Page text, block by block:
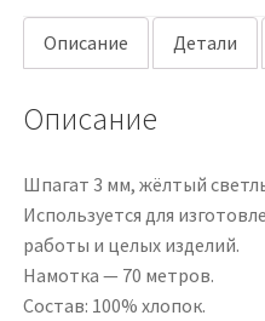
Описание Детали
Описание
Шпагат 3 мм, жёлтый
Используется для
работы и целых изделий.
Намотка — 70 метров.
Состав: 100% хлопок.